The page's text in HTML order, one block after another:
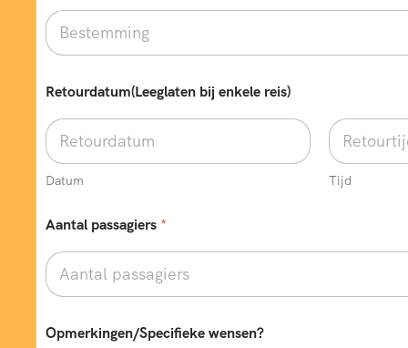
Retourdatum(Leeglaten bij enkele reis)
Datum Tijd
Aantal passagiers *
e
Opmerkingen/Specifieke wensen?